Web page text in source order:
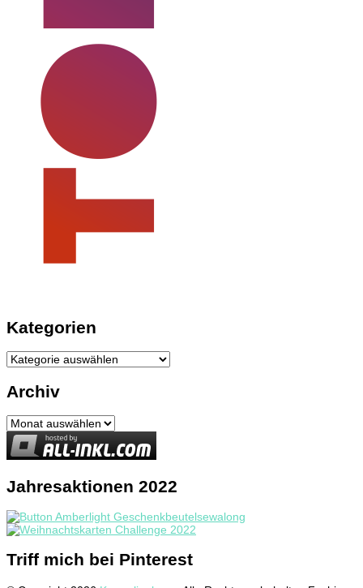
Kategorien
Kategorien
Archiv
Archiv
Jahresaktionen 2022
Triff mich bei Pinterest